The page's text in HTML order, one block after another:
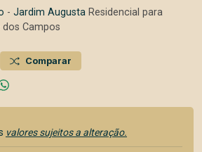
- Jardim Augusta Residencial para
Campos
Comparar
valores sujeitos a alteração.